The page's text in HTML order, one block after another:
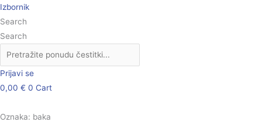
Skip
to
content
Izbornik
Search
Search
Prijavi se
0,00 € 0 Cart
Oznaka: baka